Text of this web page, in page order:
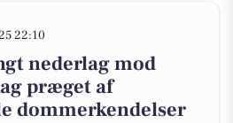
22:10
nederlag mod
præget af
dommerkendelser